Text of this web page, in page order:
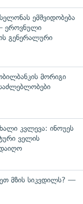
ემშვიდობება
ეროვნული
გენერალური
მორიგი
კვლევა: ინოუეს
ველის
მზის სიკვდილს? —